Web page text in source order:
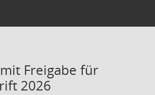
Freigabe für
2026